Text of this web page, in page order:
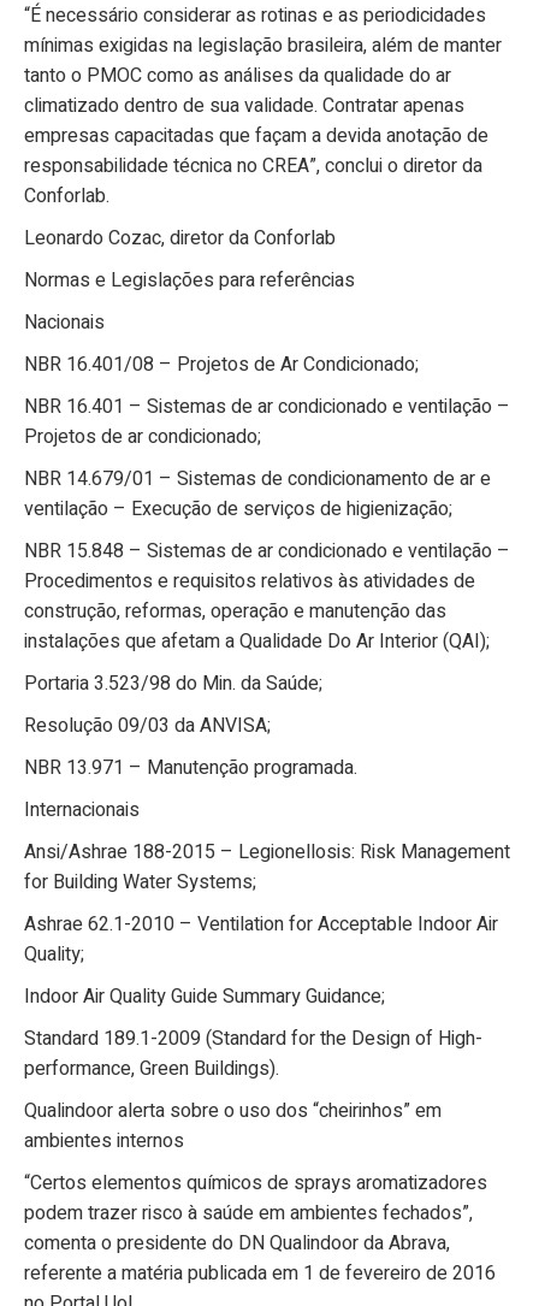
“É necessário considerar as rotinas e as periodicidades
mínimas exigidas na legislação brasileira, além de manter
tanto o PMOC como as análises da qualidade do ar
climatizado dentro de sua validade. Contratar apenas
empresas capacitadas que façam a devida anotação de
responsabilidade técnica no CREA”, conclui o diretor da
Conforlab.
Leonardo Cozac, diretor da Conforlab
Normas e Legislações para referências
Nacionais
NBR 16.401/08 – Projetos de Ar Condicionado;
NBR 16.401 – Sistemas de ar condicionado e ventilação –
Projetos de ar condicionado;
NBR 14.679/01 – Sistemas de condicionamento de ar e
ventilação – Execução de serviços de higienização;
NBR 15.848 – Sistemas de ar condicionado e ventilação –
Procedimentos e requisitos relativos às atividades de
construção, reformas, operação e manutenção das
instalações que afetam a Qualidade Do Ar Interior (QAI);
Portaria 3.523/98 do Min. da Saúde;
Resolução 09/03 da ANVISA;
NBR 13.971 – Manutenção programada.
Internacionais
Ansi/Ashrae 188-2015 – Legionellosis: Risk Management
for Building Water Systems;
Ashrae 62.1-2010 – Ventilation for Acceptable Indoor Air
Quality;
Indoor Air Quality Guide Summary Guidance;
Standard 189.1-2009 (Standard for the Design of High-
performance, Green Buildings).
Qualindoor alerta sobre o uso dos “cheirinhos” em
ambientes internos
“Certos elementos químicos de sprays aromatizadores
podem trazer risco à saúde em ambientes fechados”,
comenta o presidente do DN Qualindoor da Abrava,
referente a matéria publicada em 1 de fevereiro de 2016